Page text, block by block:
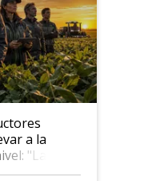
a la
"Las
son